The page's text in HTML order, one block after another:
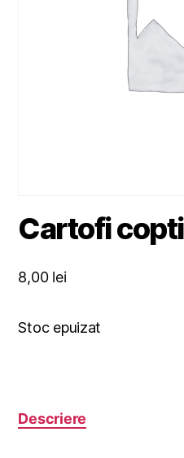
Cartofi
8,00 lei
Stoc epuizat
Descriere